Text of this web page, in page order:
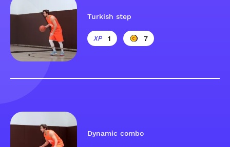
Turkish step
1 7
Dynamic combo